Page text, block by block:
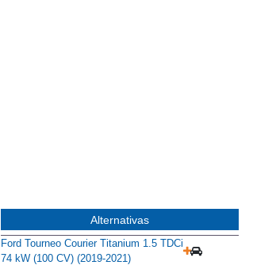
Alternativas
Ford Tourneo Courier Titanium 1.5 TDCi
74 kW (100 CV) (2019-2021)